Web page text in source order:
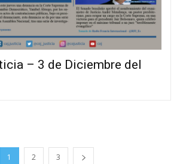
– 3 de Diciembre del
1 2 3